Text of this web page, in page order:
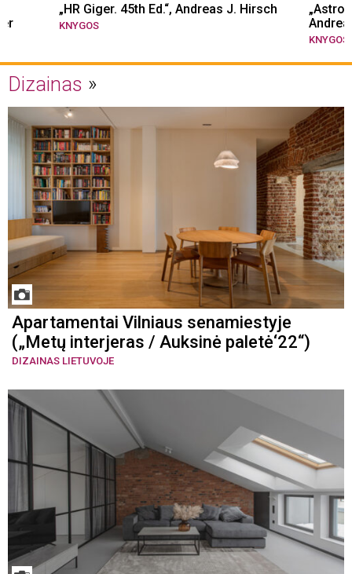
„HR Giger. 45th Ed.“, Andreas J. Hirsch
KNYGOS
KNYGOS
Dizainas
Apartamentai Vilniaus senamiestyje
(„Metų interjeras / Auksinė paletė‘22“)
DIZAINAS LIETUVOJE